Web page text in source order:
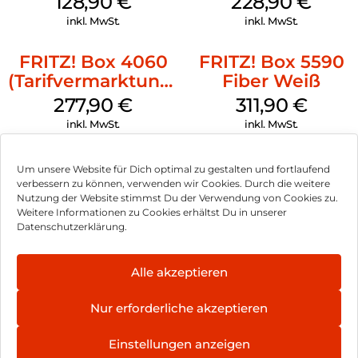
Um unsere Website für Dich optimal zu gestalten und fortlaufend
verbessern zu können, verwenden wir Cookies. Durch die weitere
Nutzung der Website stimmst Du der Verwendung von Cookies zu.
Weitere Informationen zu Cookies erhältst Du in unserer
Datenschutzerklärung.
Alle akzeptieren
Nur erforderliche akzeptieren
Einstellungen anzeigen
vor unbefugtem Zugriff geschützt.
FRITZ!OS ist das Betriebssystem Ihrer FRITZ!Box. In der
browserbasierten Oberfläche können Sie nicht nur Netzwerk-
und Telefoniefunktionen verwalten, sondern erhalten auch
regelmäßig neue Funktionen durch kostenlose Updates.
Nutzen Sie die praktischen FRITZ!Apps, um auch unterwegs
mit dem Smartphone auf Ihre Daten zuzugreifen, im
Heimnetz zu telefonieren und vieles mehr. FRITZ!Apps sind
ebenso wie die Updates kostenlos.
inkl. MwSt. inkl. MwSt.
FRITZ! Box 4060
(Tarifvermarktung)
Weiß
277,90€
inkl. MwSt.
FRITZ! Box 5590
Fiber Weiß
311,90 €
inkl. MwSt.
Impressum
Hinweis zur Batterieentsorgung